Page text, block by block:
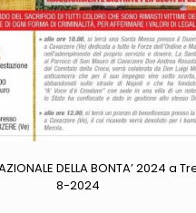
DELLA BONTA’ 2024 a
8-2024